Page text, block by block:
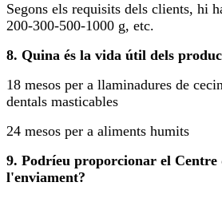
Segons els requisits dels clients, hi
200-300-500-1000 g, etc.
8. Quina és la vida útil dels
18 mesos per a llaminadures de
dentals masticables
24 mesos per a aliments humits
9. Podríeu proporcionar el Centre
l'enviament?